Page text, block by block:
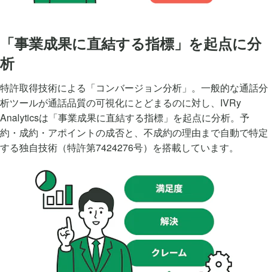
「事業成果に直結する指標」を起点に分
析
特許取得技術による「コンバージョン分析」。一般的な通話分
析ツールが通話品質の可視化にとどまるのに対し、IVRy
Analyticsは「事業成果に直結する指標」を起点に分析。予
約・成約・アポイントの成否と、不成約の理由まで自動で特定
する独自技術（特許第7424276号）を搭載しています。